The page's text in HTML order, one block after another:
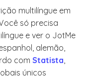
multilíngue em
só precisa
e ver o JotMe
alemão,
comStatista,
únicos